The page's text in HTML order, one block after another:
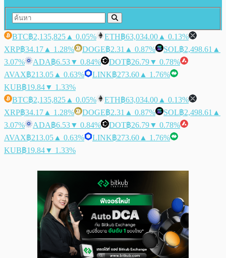
BTC฿2,135,825 ▲ 0.05% ETH฿63,034.00 ▲ 0.13%
XRP฿34.17 ▲ 1.28% DOGE฿2.31 ▲ 0.87% SOL฿2,498.61 ▲
3.07%
ADA฿6.53▼ 0.84% DOT฿26.79▼ 0.78%
AVAX฿213.05 ▲ 0.63% LINK฿273.60 ▲ 1.76%
KUB฿19.84▼ 1.33%
BTC฿2,135,825 ▲ 0.05% ETH฿63,034.00 ▲ 0.13%
XRP฿34.17 ▲ 1.28% DOGE฿2.31 ▲ 0.87% SOL฿2,498.61 ▲
3.07%
ADA฿6.53▼ 0.84% DOT฿26.79▼ 0.78%
AVAX฿213.05 ▲ 0.63% LINK฿273.60 ▲ 1.76%
KUB฿19.84▼ 1.33%